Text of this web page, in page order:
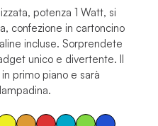
potenza 1 Watt, si
confezione in cartoncino
incluse. Sorprendete
unico e divertente. Il
primo piano e sarà